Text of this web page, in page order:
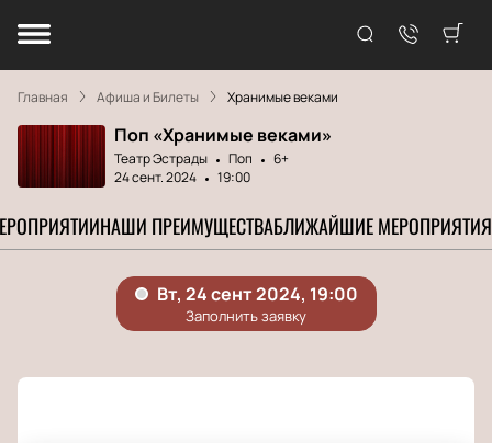
Главная Афиша и Билеты Хранимые веками
Поп «Хранимые веками»
Театр Эстрады Поп
6+
24 сент. 2024
19:00
НАШИ ПРЕИМУЩЕСТВАБЛИЖАЙШИЕ МЕРОПРИЯТИЯ